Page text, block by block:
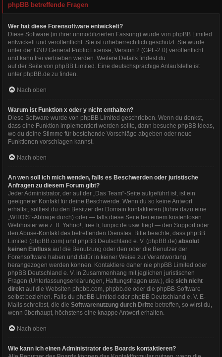
phpBB betreffende Fragen
Wer hat diese Forensoftware entwickelt?
Diese Software (in ihrer unmodifizierten Fassung) wurde von phpBB Limited
entwickelt und veröffentlicht. Sie ist urheberrechtlich geschützt. Sie wurde
unter der GNU General Public License, Version 2 (GPL-2.0) veröffentlicht
und kann frei vertrieben werden. Weitere Details findest du
auf der Seite von phpBB Limited. Eine deutschsprachige Anlaufstelle ist
unter phpBB.de zu finden.
Nach oben
Warum ist Funktion x oder y nicht enthalten?
Diese Software wurde von phpBB Limited geschrieben. Wenn du denkst,
dass eine Funktion implementiert werden sollte, dann besuche phpBB Ideas,
wo du deine Stimme für bestehende Vorschläge abgeben oder neue
Funktionen vorschlagen kannst.
Nach oben
An wen soll ich mich wenden, falls es Beschwerden oder juristische
Anfragen zu diesem Forum gibt?
Jeder Administrator, der auf der „Das Team“-Seite aufgeführt ist, ist ein
geeigneter Kontakt für deine Beschwerde. Wenn du so keine Antwort
erhältst, solltest du den Besitzer der Domain kontaktieren (führe dazu eine
„WHOIS“-Abfrage durch) oder — falls diese Seite bei einem kostenlosen
Webhoster wie z. B. Yahoo!, free.fr, funpic.de usw. liegt — den Support oder
den Abuse-Kontakt des betreffenden Dienstes. Bitte beachte, dass phpBB
Limited (phpBB.com) und phpBB Deutschland e. V. (phpBB.de) absolut
keinen Einfluss auf die Benutzung oder den oder die Benutzer der
Forensoftware haben und dafür in keiner Weise zur Verantwortung
herangezogen werden können. Kontaktiere daher nie phpBB Limited oder
phpBB Deutschland e. V. in Zusammenhang mit jeglichen juristischen
Fragen (Unterlassungserklärungen, Haftungsfragen usw.), die sich nicht
direkt auf die Websiten phpbb.com, phpbb.de oder die phpBB-Software
selbst beziehen. Falls du phpBB Limited oder phpBB Deutschland e. V. E-
Mails schreibst, die die Softwarenutzung durch Dritte betreffen, so wirst du,
wenn überhaupt, höchstens eine knappe Antwort erhalten.
Nach oben
Wie kann ich einen Administrator des Boards kontaktieren?